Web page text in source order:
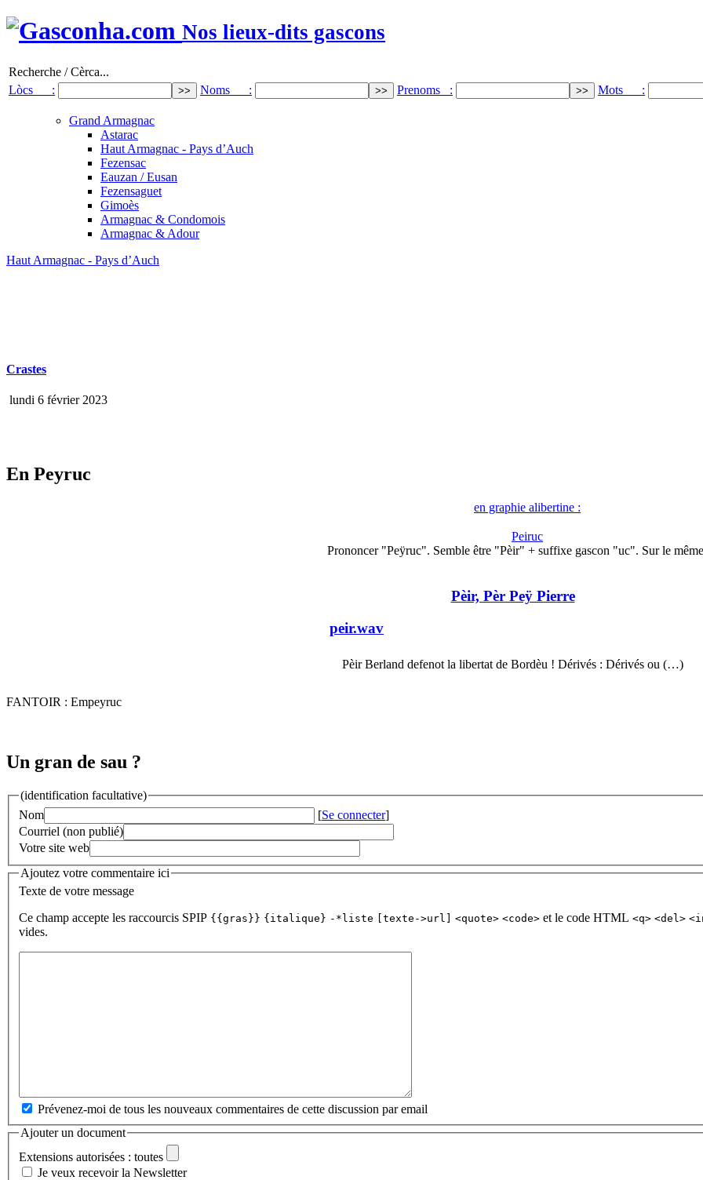
Nos lieux-dits gascons
Recherche / Cèrca...
Lòcs :
Noms : Prenoms : Mots :
Grand Armagnac
Astarac
Haut Armagnac - Pays d’Auch
Fezensac
Eauzan / Eusan
Fezensaguet
Gimoès
Armagnac & Condomois
Armagnac & Adour
Haut Armagnac - Pays d’Auch
Crastes
lundi 6 février 2023
En Peyruc
en graphie alibertine :
Peiruc
Prononcer "Peÿruc". Semble être "Pèir" + suffixe gascon "uc". Sur le
Pèir, Pèr Peÿ Pierre
peir.wav
Pèir Berland defenot la libertat de Bordèu ! Dérivés : Dérivés ou (…)
FANTOIR : Empeyruc
Un gran de sau ?
(identification facultative)
Nom
[Se connecter]
Courriel (non publié)
Votre site web
Ajoutez votre commentaire ici
Texte de votre message
Ce champ accepte les raccourcis SPIP {{gras}} {italique} -*liste [texte->url] <quote> <code> et le code HTML <q> <del>
vides.
Prévenez-moi de tous les nouveaux commentaires de cette discussion par email
Ajouter un document
Extensions autorisées : toutes
Je veux recevoir la Newsletter